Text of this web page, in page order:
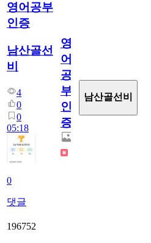
영어공부
인증
남산골선
비
4
0
0
05:18
0
댓글
영
어
공
부
인
증
남산골선비
196752